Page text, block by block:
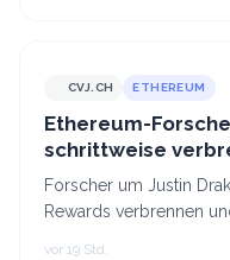
CVJ.CHCVJ.CH ETHEREUM
Ethereum-
schrittweise
Forscher um Justin
Rewards verbrennen
vor 19 Std.